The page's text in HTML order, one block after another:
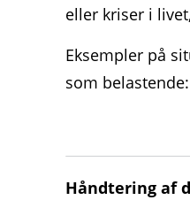
eller kriser i
Eksempler på
som belastende:
Håndtering af